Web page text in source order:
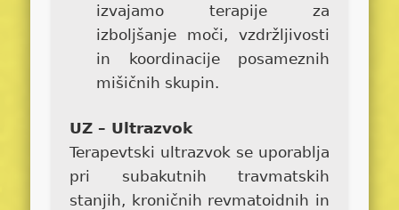
izvajamo terapije za
izboljšanje moči, vzdržljivosti
in koordinacije posameznih
mišičnih skupin.
UZ – Ultrazvok
Terapevtski ultrazvok se uporablja
pri subakutnih travmatskih
stanjih, kroničnih revmatoidnih in